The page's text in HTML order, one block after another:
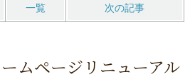
一覧 次の記事
ムページリニューアル